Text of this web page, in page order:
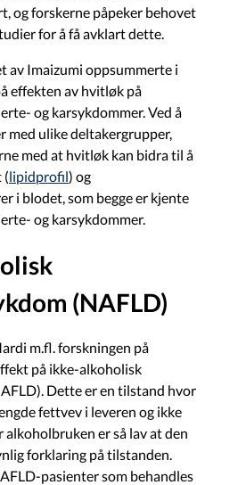
og forskerne påpeker behovet
for å få avklart dette.
av Imaizumi oppsummerte i
effekten av hvitløk på
og karsykdommer. Ved å
med ulike deltakergrupper,
med at hvitløk kan bidra til å
(lipidprofil) og
i blodet, som begge er kjente
og karsykdommer.
(NAFLD)
m.fl. forskningen på
på ikke-alkoholisk
Dette er en tilstand hvor
fettvev i leveren og ikke
alkoholbruken er så lav at den
forklaring på tilstanden.
pasienter som behandles